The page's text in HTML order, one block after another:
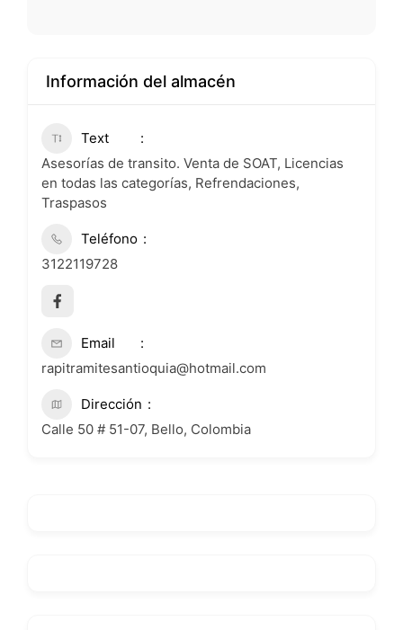
Información del almacén
Text
Asesorías de transito. Venta de SOAT, Licencias
en todas las categorías, Refrendaciones,
Traspasos
Teléfono
3122119728
Email
rapitramitesantioquia@hotmail.com
Dirección
Calle 50 # 51-07, Bello, Colombia